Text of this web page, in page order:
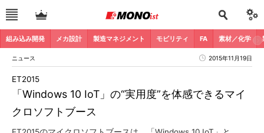
組み込み開発 メカ設計 製造マネジメント モビリティ FA 素材／化学
ニュース 2015年11月19日
「Windows 10 IoT」の“実用度”を体感できるマイ
クロソフトブース
ET2015